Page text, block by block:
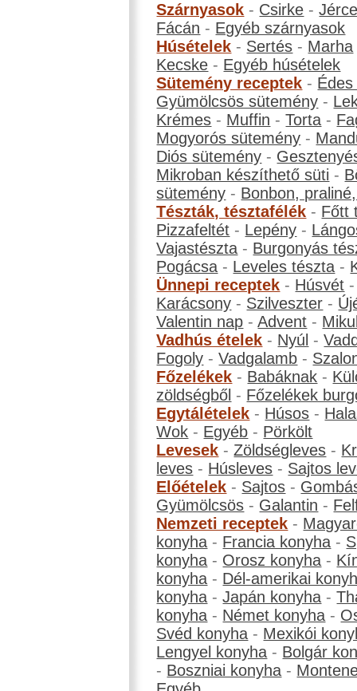
Szárnyasok - Csirke -
Fácán - Egyéb szárnyasok
Húsételek - Sertés - Marha
Kecske - Egyéb húsételek
Sütemény receptek -
Gyümölcsös sütemény -
Krémes - Muffin -Torta -
Mogyorós sütemény -
Diós sütemény -
Mikroban készíthető süti -
sütemény - Bonbon,
Tészták, tésztafélék - Főtt
Pizzafeltét - Lepény -
Vajastészta - Burgonyás
Pogácsa - Leveles tészta -
Ünnepi receptek - Húsvét
Karácsony - Szilveszter -
Valentin nap -Advent -
Vadhús ételek - Nyúl -
Fogoly -Vadgalamb -
Főzelékek - Babáknak -
zöldségből - Főzelékek
Egytálételek - Húsos -
Wok - Egyéb - Pörkölt
Levesek -Zöldségleves -
leves - Húsleves - Sajtos
Előételek - Sajtos -
Gyümölcsös - Galantin -
Nemzeti receptek -
konyha - Francia konyha -
konyha - Orosz konyha -
konyha - Dél-amerikai
konyha -Japán konyha -
konyha - Német konyha -
Svéd konyha - Mexikói
Lengyel konyha - Bolgár
- Boszniai konyha -